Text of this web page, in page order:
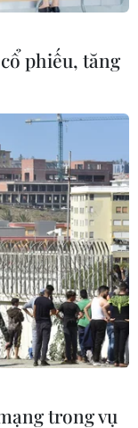
phiếu, tăng
trong vụ